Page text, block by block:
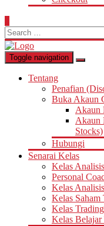
Search
for:
Toggle navigation
Tentang
Penafian
Buka Akaun
Akaun
Akaun
Stocks)
Hubungi
Senarai Kelas
Kelas
Personal
Kelas
Kelas Saham
Kelas
Kelas Belajar